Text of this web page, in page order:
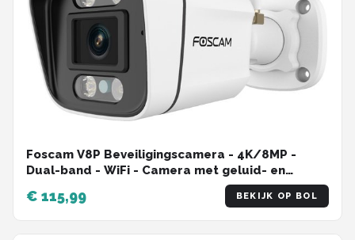
Foscam V8P Beveiligingscamera - 4K/8MP -
Dual-band - WiFi - Camera met geluid- en
€ 115,99 BEKIJK OP BOL